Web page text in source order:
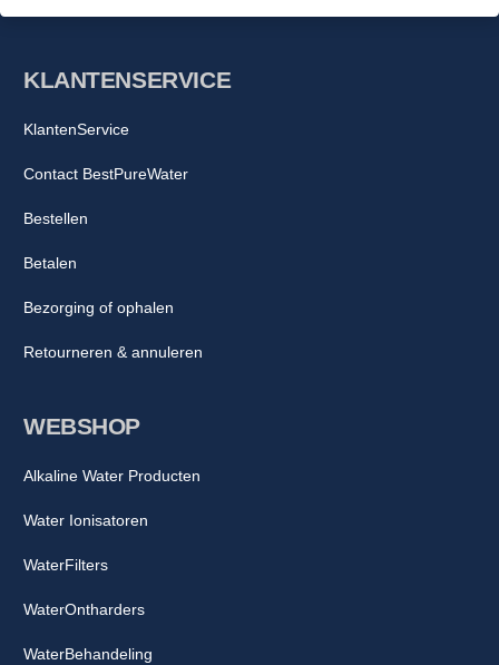
WEBSHOP
Alkaline Water Producten
Water Ionisatoren
WaterFilters
WaterOntharders
WaterBehandeling
KLANTENSERVICE
KlantenService
Contact BestPureWater
Bestellen
Betalen
Bezorging of ophalen
Retourneren & annuleren